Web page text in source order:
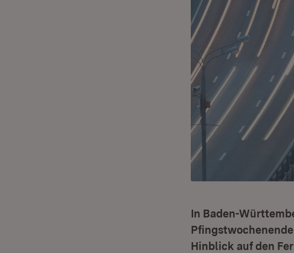
In Baden-
Pfingstwochenende
Hinblick auf den